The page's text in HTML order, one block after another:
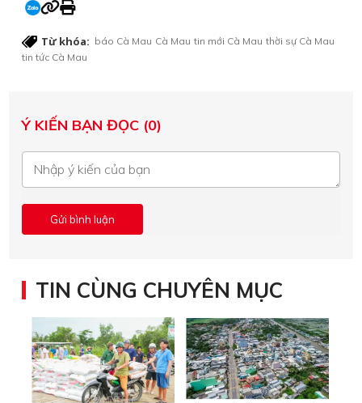
Từ khóa: báo Cà Mau Cà Mau tin mới Cà Mau thời sự Cà Mau
tin tức Cà Mau
Ý KIẾN BẠN ĐỌC (0)
TIN CÙNG CHUYÊN MỤC